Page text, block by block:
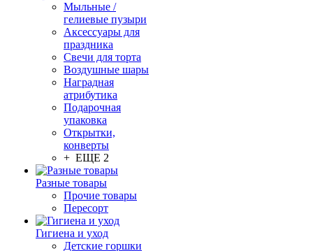
Мыльные /
гелиевые пузыри
Аксессуары для
праздника
Свечи для торта
Воздушные шары
Наградная
атрибутика
Подарочная
упаковка
Открытки,
конверты
+ ЕЩЕ 2
Разные товары
Прочие товары
Пересорт
Гигиена и уход
Детские горшки